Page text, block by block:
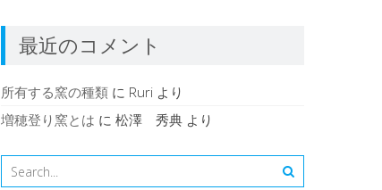
最近のコメント
所有する窯の種類に Ruri より
増穂登り窯とは に 松澤 秀典より